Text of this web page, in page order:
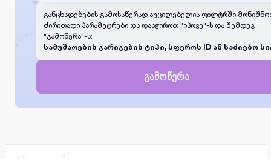
განცხადებების გამოსაწერად აუცილებელია ფილტრში
ძირითადი პარამეტრები და დააჭიროთ "იპოვე"-ს და შემდეგ
"გამოწერა"-ს:
სამუშაოების გარიგების ტიპი, სფეროს ID ან საძიებო
გამოწერა